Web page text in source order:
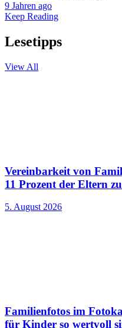
9 Jahren ago
Keep Reading
Lesetipps
View All
Vereinbarkeit von
11 Prozent der Eltern
5. August 2026
Familienfotos im
für Kinder so wertvoll